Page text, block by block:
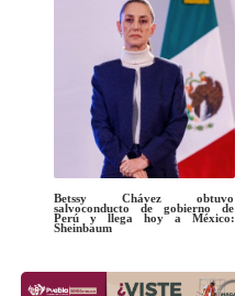
Betssy Chávez obtuvo
salvoconducto de gobierno de
Perú y llega hoy a México:
Sheinbaum